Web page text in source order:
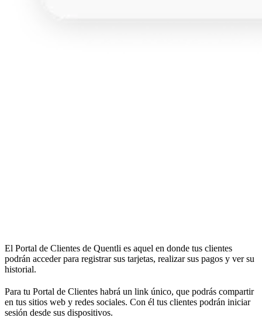
El Portal de Clientes de Quentli es aquel en donde tus clientes
podrán acceder para registrar sus tarjetas, realizar sus pagos y ver su
historial.
Para tu Portal de Clientes habrá un link único, que podrás compartir
en tus sitios web y redes sociales. Con él tus clientes podrán iniciar
sesión desde sus dispositivos.